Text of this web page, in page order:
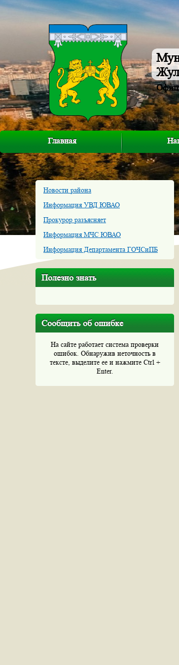
Главная
Новости района
Информация УВД ЮВАО
Прокурор разъясняет
Информация МЧС ЮВАО
Информация Департамента ГОЧСиПБ
Полезно знать
Сообщить об ошибке
На сайте работает система проверки
ошибок. Обнаружив неточность в
тексте, выделите ее и нажмите Ctrl +
Enter.